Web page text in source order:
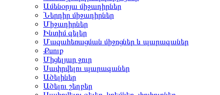
Ամենօրյա միջադիրներ
Ներդիր միջադիրներ
Միջադիրներ
Ինտիմ գելեր
Մազահեռացման միջոցներ և պարագաներ
Քսուք
Միցելյար ջուր
Սափրվելու պարագաներ
Ածելիներ
Ածելու շեղբեր